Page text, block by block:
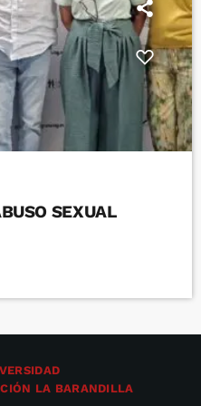
SEXUAL
LA BARANDILLA